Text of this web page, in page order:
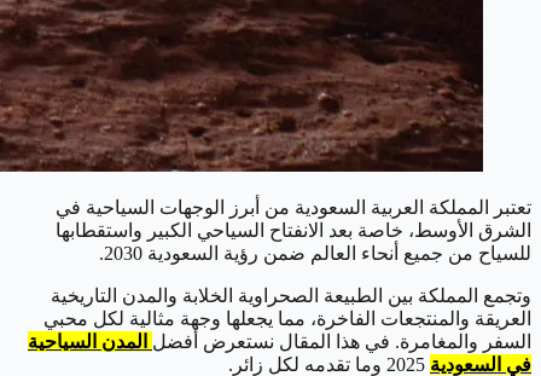
تعتبر المملكة العربية السعودية من أبرز الوجهات السياحية في
الشرق الأوسط، خاصة بعد الانفتاح السياحي الكبير واستقطابها
للسياح من جميع أنحاء العالم ضمن رؤية السعودية 2030.
وتجمع المملكة بين الطبيعة الصحراوية الخلابة والمدن التاريخية
العريقة والمنتجعات الفاخرة، مما يجعلها وجهة مثالية لكل محبي
السفر والمغامرة. في هذا المقال نستعرض أفضل المدن السياحية
في السعودية